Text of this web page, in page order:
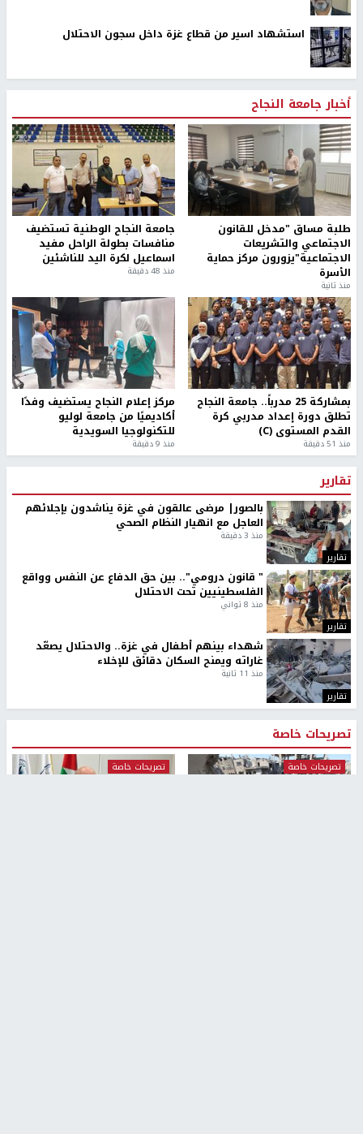
استشهاد اسير من قطاع غزة داخل سجون الاحتلال
أخبار جامعة النجاح
طلبة مساق "مدخل للقانون
الاجتماعي والتشريعات
الاجتماعية"يزورون مركز حماية
الأسرة
منذ ثانية
جامعة النجاح الوطنية تستضيف
منافسات بطولة الراحل مفيد
اسماعيل لكرة اليد للناشئين
منذ 48 دقيقة
بمشاركة 25 مدرباً.. جامعة النجاح
تطلق دورة إعداد مدربي كرة
القدم المستوى (C)
منذ 51 دقيقة
مركز إعلام النجاح يستضيف وفدًا
أكاديميًا من جامعة لوليو
للتكنولوجيا السويدية
منذ 9 دقيقة
تقارير
تقارير
بالصور| مرضى عالقون في غزة يناشدون بإجلائهم
العاجل مع انهيار النظام الصحي
منذ 3 دقيقة
تقارير
" قانون درومي".. بين حق الدفاع عن النفس وواقع
الفلسطينيين تحت الاحتلال
منذ 8 ثواني
تقارير
شهداء بينهم أطفال في غزة.. والاحتلال يصعّد
غاراته ويمنح السكان دقائق للإخلاء
منذ 11 ثانية
تصريحات خاصة
تصريحات خاصة تصريحات خاصة